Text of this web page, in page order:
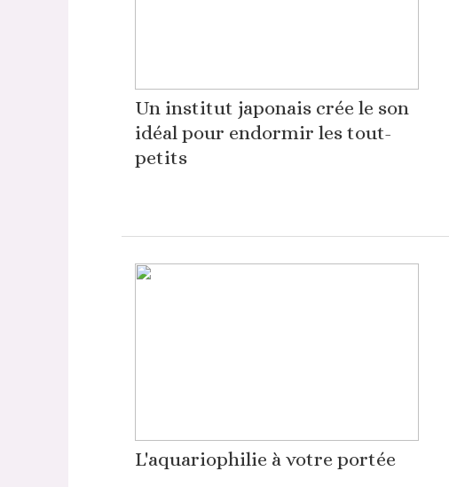
Un institut japonais crée le son
idéal pour endormir les tout-
petits
L'aquariophilie à votre portée